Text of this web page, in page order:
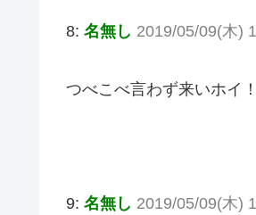
8: 名無し 2019/05/09(木)
つべこべ言わず来いホイ！
9: 名無し 2019/05/09(木)